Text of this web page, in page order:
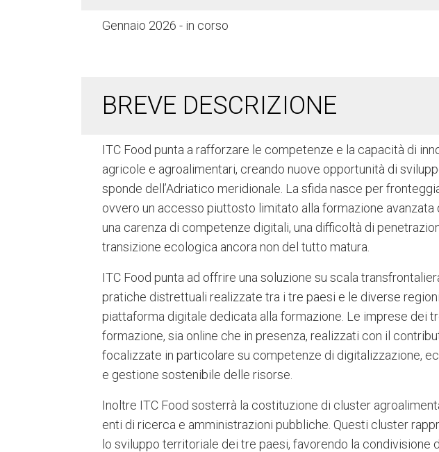
Gennaio 2026 - in corso
BREVE DESCRIZIONE
ITC Food punta a rafforzare le competenze e la capacità di
agricole e agroalimentari, creando nuove opportunità di
sponde dell’Adriatico meridionale. La sfida nasce per
ovvero un accesso piuttosto limitato alla formazione
una carenza di competenze digitali, una difficoltà di
transizione ecologica ancora non del tutto matura.
ITC Food punta ad offrire una soluzione su scala
pratiche distrettuali realizzate tra i tre paesi e le diverse
piattaforma digitale dedicata alla formazione. Le imprese dei
formazione, sia online che in presenza, realizzati con il
focalizzate in particolare su competenze di digitalizzazione,
e gestione sostenibile delle risorse.
Inoltre ITC Food sosterrà la costituzione di cluster
enti di ricerca e amministrazioni pubbliche. Questi cluster
lo sviluppo territoriale dei tre paesi, favorendo la condivisione